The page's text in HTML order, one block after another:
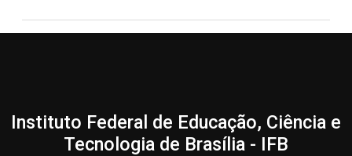
Instituto Federal de Educação, Ciência e
Tecnologia de Brasília - IFB